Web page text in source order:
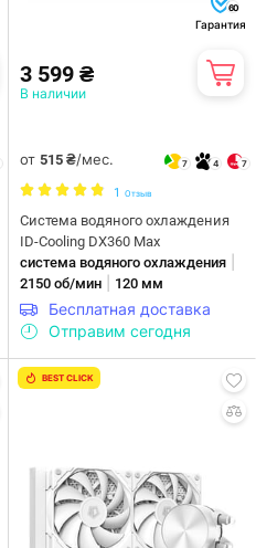
60
Гарантия
3 599 ₴
В наличии
от 515 ₴/мес. 7 4 7
1 Отзыв
Система водяного охлаждения
ID-Cooling DX360 Max
система водяного охлаждения
2150 об/мин 120 мм
Бесплатная доставка
Отправим сегодня
BEST CLICK